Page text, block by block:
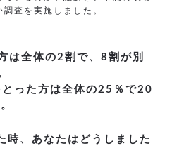
査を実施しました。
は全体の2割で、8割が別
った方は全体の25％で20
時、あなたはどうしました